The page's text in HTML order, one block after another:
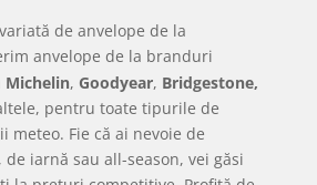
de anvelope de la
anvelope de la branduri
Michelin, Goodyear, Bridgestone,
pentru toate tipurile de
meteo. Fie că ai nevoie de
iarnă sau all-season, vei găsi